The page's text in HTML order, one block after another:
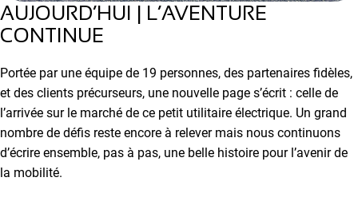
AUJOURD’HUI | L’AVENTURE
CONTINUE
Portée par une équipe de 19 personnes, des partenaires fidèles,
et des clients précurseurs, une nouvelle page s’écrit : celle de
l’arrivée sur le marché de ce petit utilitaire électrique. Un grand
nombre de défis reste encore à relever mais nous continuons
d’écrire ensemble, pas à pas, une belle histoire pour l’avenir de
la mobilité.